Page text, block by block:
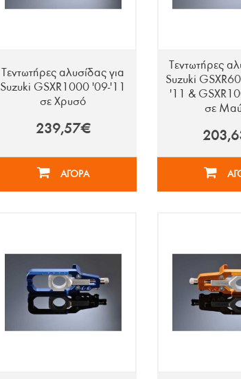
Τεντωτήρες αλυσίδας για
Suzuki GSXR1000 '09-'11
σε Χρυσό
239,57€
ΑΓΟΡΑ
Τεντωτήρες
Suzuki
'11 &
σε